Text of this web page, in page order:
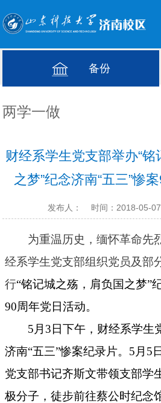
备份
两学一做
财经系学生党支部举办“
之梦”纪念济南“五三”惨
发布人： 时间：2018-05-07
为重温历史，缅怀革命先
经系学生党支部组织党员及部
行“铭记城之殇，肩负国之梦”
90周年党日活动。
5 月 3日下午，财经系学生
济南“五三”惨案纪录片。5月5
党支部书记齐斯文带领支部学
极分子，徒步前往蔡公时纪念